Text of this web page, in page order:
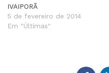
IVAIPORÃ
5 de fevereiro de 2014
Em "Últimas"